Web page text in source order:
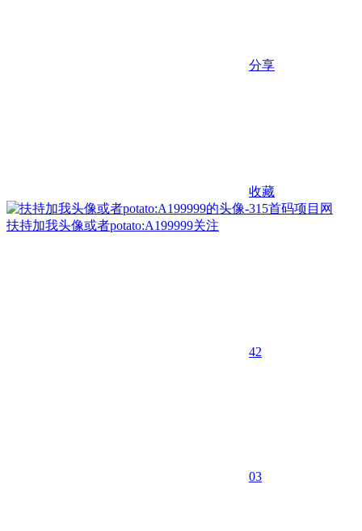
分享
收藏
扶持加我头像或者potato:A199999关注
42
03